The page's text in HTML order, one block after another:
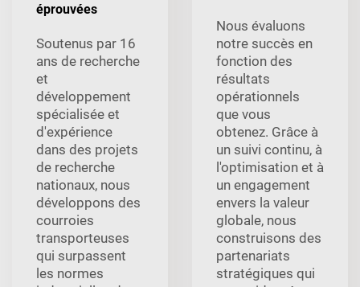
éprouvées
Soutenus par 16
ans de recherche
et
développement
spécialisée et
d'expérience
dans des projets
de recherche
nationaux, nous
développons des
courroies
transporteuses
qui surpassent
les normes
Nous évaluons
notre succès en
fonction des
résultats
opérationnels
que vous
obtenez. Grâce à
un suivi continu, à
l'optimisation et à
un engagement
envers la valeur
globale, nous
construisons des
partenariats
stratégiques qui